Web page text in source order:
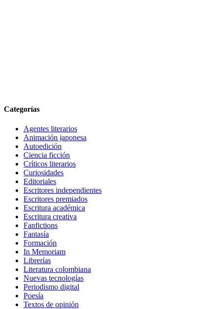
Categorías
Agentes literarios
Animación japonesa
Autoedición
Ciencia ficción
Críticos literarios
Curiosidades
Editoriales
Escritores independientes
Escritores premiados
Escritura académica
Escritura creativa
Fanfictions
Fantasía
Formación
In Memoriam
Librerías
Literatura colombiana
Nuevas tecnologías
Periodismo digital
Poesía
Textos de opinión